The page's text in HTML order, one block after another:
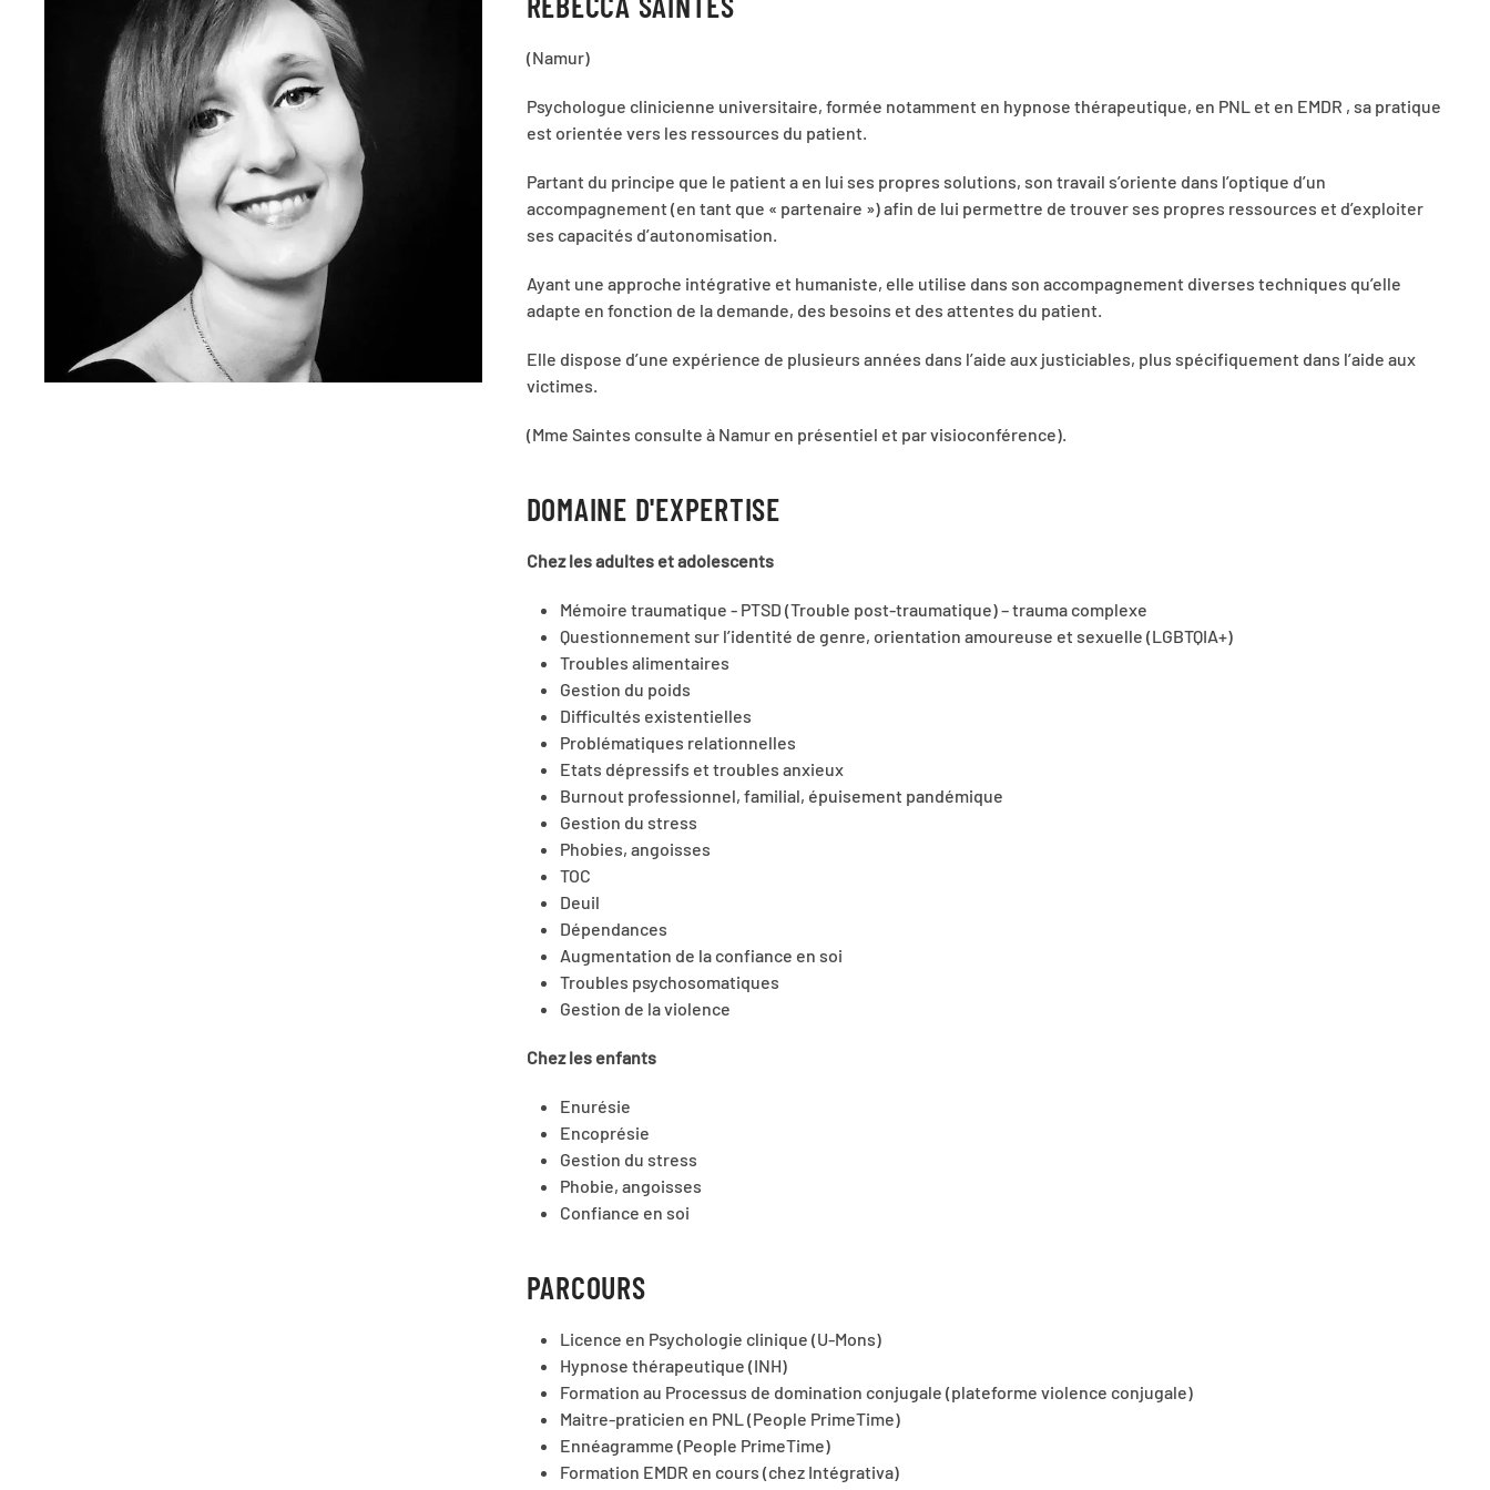
(Namur)
Psychologue clinicienne universitaire, formée notamment en hypnose thérapeutique, en PNL et en EMDR , sa pratique
est orientée vers les ressources du patient.
Partant du principe que le patient a en lui ses propres solutions, son travail s’oriente dans l’optique d’un
accompagnement (en tant que « partenaire ») afin de lui permettre de trouver ses propres ressources et d’exploiter
ses capacités d’autonomisation.
Ayant une approche intégrative et humaniste, elle utilise dans son accompagnement diverses techniques qu’elle
adapte en fonction de la demande, des besoins et des attentes du patient.
Elle dispose d’une expérience de plusieurs années dans l’aide aux justiciables, plus spécifiquement dans l’aide aux
victimes.
(Mme Saintes consulte à Namur en présentiel et par visioconférence).
DOMAINE D'EXPERTISE
Chez les adultes et adolescents
Mémoire traumatique - PTSD (Trouble post-traumatique) – trauma complexe
Questionnement sur l’identité de genre, orientation amoureuse et sexuelle (LGBTQIA+)
Troubles alimentaires
Gestion du poids
Difficultés existentielles
Problématiques relationnelles
Etats dépressifs et troubles anxieux
Burnout professionnel, familial, épuisement pandémique
Gestion du stress
Phobies, angoisses
TOC
Deuil
Dépendances
Augmentation de la confiance en soi
Troubles psychosomatiques
Gestion de la violence
Chez les enfants
Enurésie
Encoprésie
Gestion du stress
Phobie, angoisses
Confiance en soi
PARCOURS
Licence en Psychologie clinique (U-Mons)
Hypnose thérapeutique (INH)
Formation au Processus de domination conjugale (plateforme violence conjugale)
Maitre-praticien en PNL (People PrimeTime)
Ennéagramme (People PrimeTime)
Formation EMDR en cours (chez Intégrativa)